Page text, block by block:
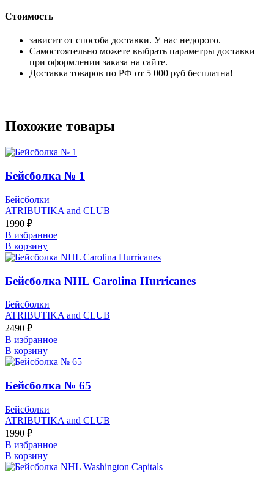
Стоимость
зависит от способа доставки. У нас недорого.
Самостоятельно можете выбрать параметры доставки
при оформлении заказа на сайте.
Доставка товаров по РФ от 5 000 руб бесплатна!
Похожие товары
Бейсболка № 1
Бейсболки
ATRIBUTIKA and CLUB
1990 ₽
В избранное
В корзину
Бейсболка NHL Carolina Hurricanes
Бейсболки
ATRIBUTIKA and CLUB
2490 ₽
В избранное
В корзину
Бейсболка № 65
Бейсболки
ATRIBUTIKA and CLUB
1990 ₽
В избранное
В корзину